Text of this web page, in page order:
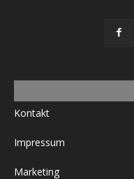
Kontakt
Impressum
Marketing